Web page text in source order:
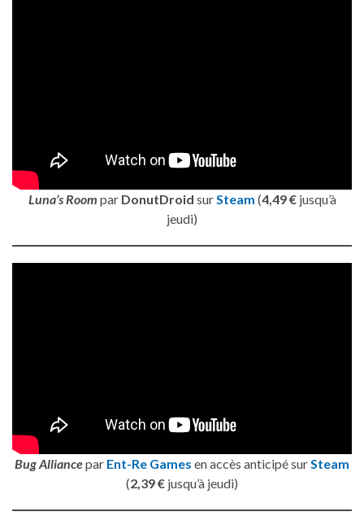
Luna’s Room par DonutDroid sur Steam (4,49 €jusqu’à
jeudi)
Bug Alliancepar Ent-Re Games en accès anticipé sur Steam
(2,39 € jusqu’à jeudi)